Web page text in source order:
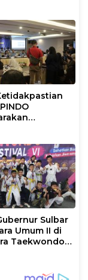
Ekonomi
Sulbar
Umum II di
Taekwondo